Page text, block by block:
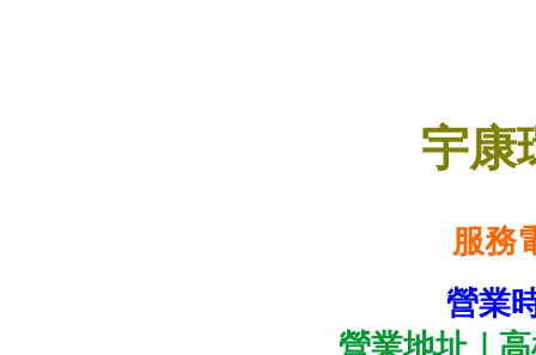
宇康
服務
營業
營業地址｜